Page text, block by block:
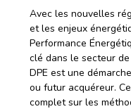
Avec les nouvelles
et les enjeux
Performance
clé dans le secteur de
DPE est une
ou futur acquéreur.
complet sur les